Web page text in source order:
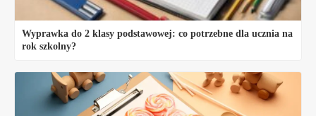
Wyprawka do 2 klasy podstawowej: co potrzebne dla ucznia na
rok szkolny?